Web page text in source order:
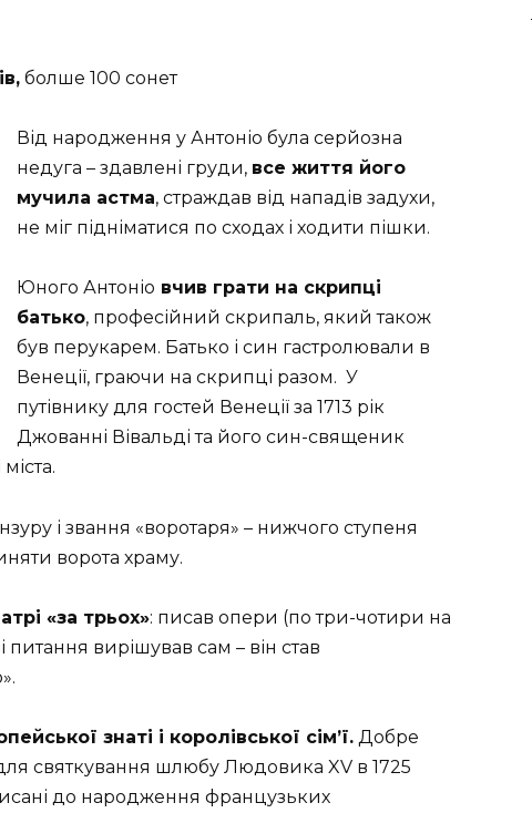
болше 100 сонет
Від народження у Антоніо була серйозна
недуга – здавлені ​​груди, все життя його
мучила астма, страждав від нападів задухи,
не міг підніматися по сходах і ходити пішки.
Юного Антоніо вчив грати на скрипці
батько, професійний скрипаль, який також
був перукарем. Батько і син гастролювали в
Венеції, граючи на скрипці разом. У
путівнику для гостей Венеції за 1713 рік
Джованні Вівальді та його син-священик
і звання «воротаря» – нижчого ступеня
ворота храму.
«за трьох»: писав опери (по три-чотири на
питання вирішував сам – він став
знаті і королівської сім’ї. Добре
для святкування шлюбу Людовика XV в 1725
до народження французьких